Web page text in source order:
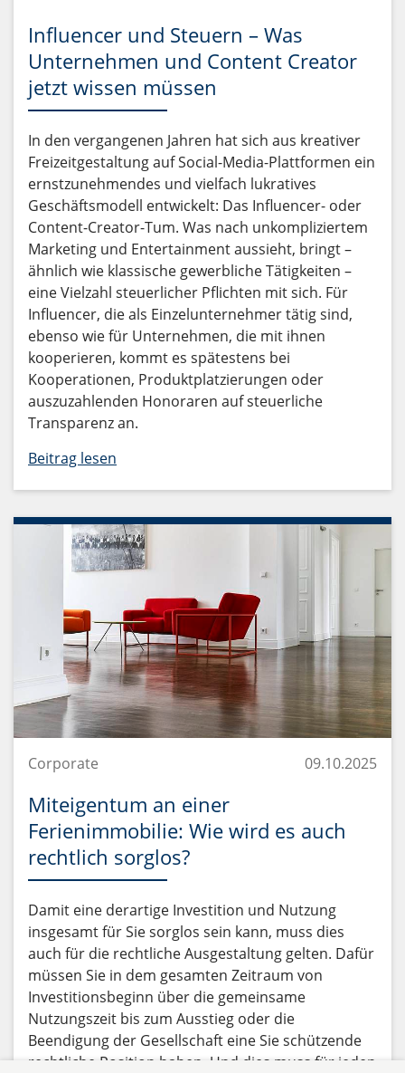
Influencer und Steuern – Was
Unternehmen und Content Creator
jetzt wissen müssen
In den vergangenen Jahren hat sich aus kreativer
Freizeitgestaltung auf Social-Media-Plattformen ein
ernstzunehmendes und vielfach lukratives
Geschäftsmodell entwickelt: Das Influencer- oder
Content-Creator-Tum. Was nach unkompliziertem
Marketing und Entertainment aussieht, bringt –
ähnlich wie klassische gewerbliche Tätigkeiten –
eine Vielzahl steuerlicher Pflichten mit sich. Für
Influencer, die als Einzelunternehmer tätig sind,
ebenso wie für Unternehmen, die mit ihnen
kooperieren, kommt es spätestens bei
Kooperationen, Produktplatzierungen oder
auszuzahlenden Honoraren auf steuerliche
Transparenz an.
Beitrag lesen
Corporate 09.10.2025
Miteigentum an einer
Ferienimmobilie: Wie wird es auch
rechtlich sorglos?
Damit eine derartige Investition und Nutzung
insgesamt für Sie sorglos sein kann, muss dies
auch für die rechtliche Ausgestaltung gelten. Dafür
müssen Sie in dem gesamten Zeitraum von
Investitionsbeginn über die gemeinsame
Nutzungszeit bis zum Ausstieg oder die
Beendigung der Gesellschaft eine Sie schützende
rechtliche Position haben. Und dies muss für jeden